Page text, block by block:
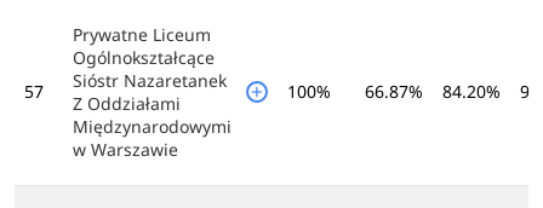
57
Prywatne Liceum
Ogólnokształcące
Sióstr Nazaretanek
Z Oddziałami
Międzynarodowymi
w Warszawie
100% 66.87% 84.20%